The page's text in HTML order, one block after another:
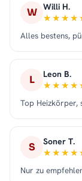
W Willi H.
Alles bestens,
L Leon B.
Top Heizkörper,
S Soner T.
Nur zu